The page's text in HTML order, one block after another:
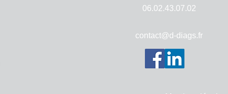
06.02.43.07.02
contact@d-diags.fr